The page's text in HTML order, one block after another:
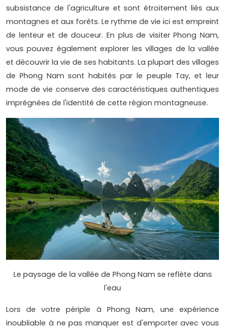
subsistance de l'agriculture et sont étroitement liés aux
montagnes et aux forêts. Le rythme de vie ici est empreint
de lenteur et de douceur. En plus de visiter Phong Nam,
vous pouvez également explorer les villages de la vallée
et découvrir la vie de ses habitants. La plupart des villages
de Phong Nam sont habités par le peuple Tay, et leur
mode de vie conserve des caractéristiques authentiques
imprégnées de l'identité de cette région montagneuse.
Le paysage de la vallée de Phong Nam se reflète dans
l'eau
Lors de votre périple à Phong Nam, une expérience
inoubliable à ne pas manquer est d'emporter avec vous